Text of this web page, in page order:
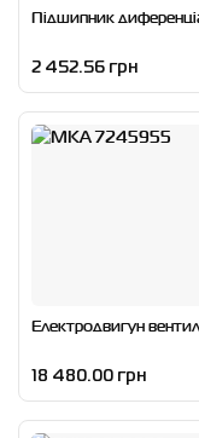
Підшипник
2 452.56 грн
Електродвигун
18 480.00 грн